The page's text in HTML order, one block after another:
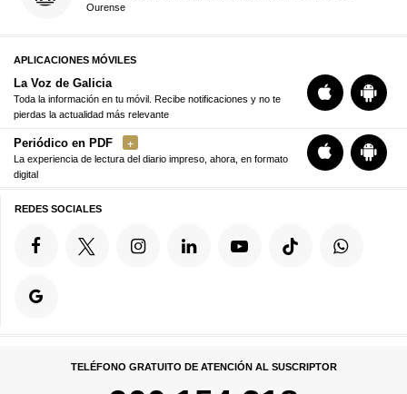
Ourense
APLICACIONES MÓVILES
La Voz de Galicia
Toda la información en tu móvil. Recibe notificaciones y no te
pierdas la actualidad más relevante
Periódico en PDF
La experiencia de lectura del diario impreso, ahora, en formato
digital
REDES SOCIALES
TELÉFONO GRATUITO DE ATENCIÓN AL SUSCRIPTOR